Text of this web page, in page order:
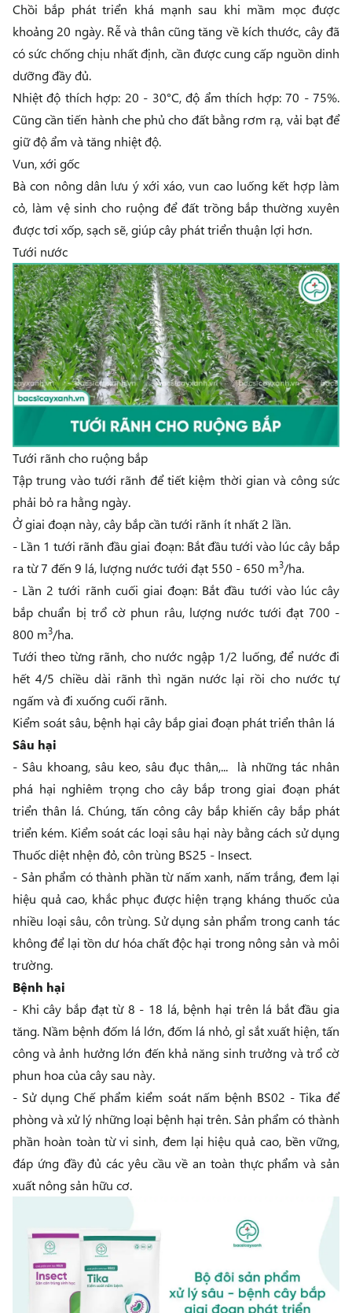
Chồi bắp phát triển khá mạnh sau khi mầm mọc được
khoảng 20 ngày. Rễ và thân cũng tăng về kích thước, cây đã
có sức chống chịu nhất định, cần được cung cấp nguồn dinh
dưỡng đầy đủ.
Nhiệt độ thích hợp: 20 - 30°C, độ ẩm thích hợp: 70 - 75%.
Cũng cần tiến hành che phủ cho đất bằng rơm rạ, vải bạt để
giữ độ ẩm và tăng nhiệt độ.
Vun, xới gốc
Bà con nông dân lưu ý xới xáo, vun cao luống kết hợp làm
cỏ, làm vệ sinh cho ruộng để đất trồng bắp thường xuyên
được tơi xốp, sạch sẽ, giúp cây phát triển thuận lợi hơn.
Tưới nước
Tưới rãnh cho ruộng bắp
Tập trung vào tưới rãnh để tiết kiệm thời gian và công sức
phải bỏ ra hằng ngày.
Ở giai đoạn này, cây bắp cần tưới rãnh ít nhất 2 lần.
- Lần 1 tưới rãnh đầu giai đoạn: Bắt đầu tưới vào lúc cây bắp
ra từ 7 đến 9 lá, lượng nước tưới đạt 550 - 650 m3/ha.
- Lần 2 tưới rãnh cuối giai đoạn: Bắt đầu tưới vào lúc cây
bắp chuẩn bị trổ cờ phun râu, lượng nước tưới đạt 700 -
800 m3/ha.
Tưới theo từng rãnh, cho nước ngập 1/2 luống, để nước đi
hết 4/5 chiều dài rãnh thì ngăn nước lại rồi cho nước tự
ngấm và đi xuống cuối rãnh.
Kiểm soát sâu, bệnh hại cây bắp giai đoạn phát triển thân lá
Sâu hại
- Sâu khoang, sâu keo, sâu đục thân,... là những tác nhân
phá hại nghiêm trọng cho cây bắp trong giai đoạn phát
triển thân lá. Chúng, tấn công cây bắp khiến cây bắp phát
triển kém. Kiểm soát các loại sâu hại này bằng cách sử dụng
Thuốc diệt nhện đỏ, côn trùng BS25 - Insect.
- Sản phẩm có thành phần từ nấm xanh, nấm trắng, đem lại
hiệu quả cao, khắc phục được hiện trạng kháng thuốc của
nhiều loại sâu, côn trùng. Sử dụng sản phẩm trong canh tác
không để lại tồn dư hóa chất độc hại trong nông sản và môi
trường.
Bệnh hại
- Khi cây bắp đạt từ 8 - 18 lá, bệnh hại trên lá bắt đầu gia
tăng. Nầm bệnh đốm lá lớn, đốm lá nhỏ, gỉ sắt xuất hiện, tấn
công và ảnh hưởng lớn đến khả năng sinh trưởng và trổ cờ
phun hoa của cây sau này.
- Sử dụngChế phẩm kiểm soát nấm bệnh BS02 - Tika để
phòng và xử lý những loại bệnh hại trên. Sản phẩm có thành
phần hoàn toàn từ vi sinh, đem lại hiệu quả cao, bền vững,
đáp ứng đầy đủ các yêu cầu về an toàn thực phẩm và sản
xuất nông sản hữu cơ.